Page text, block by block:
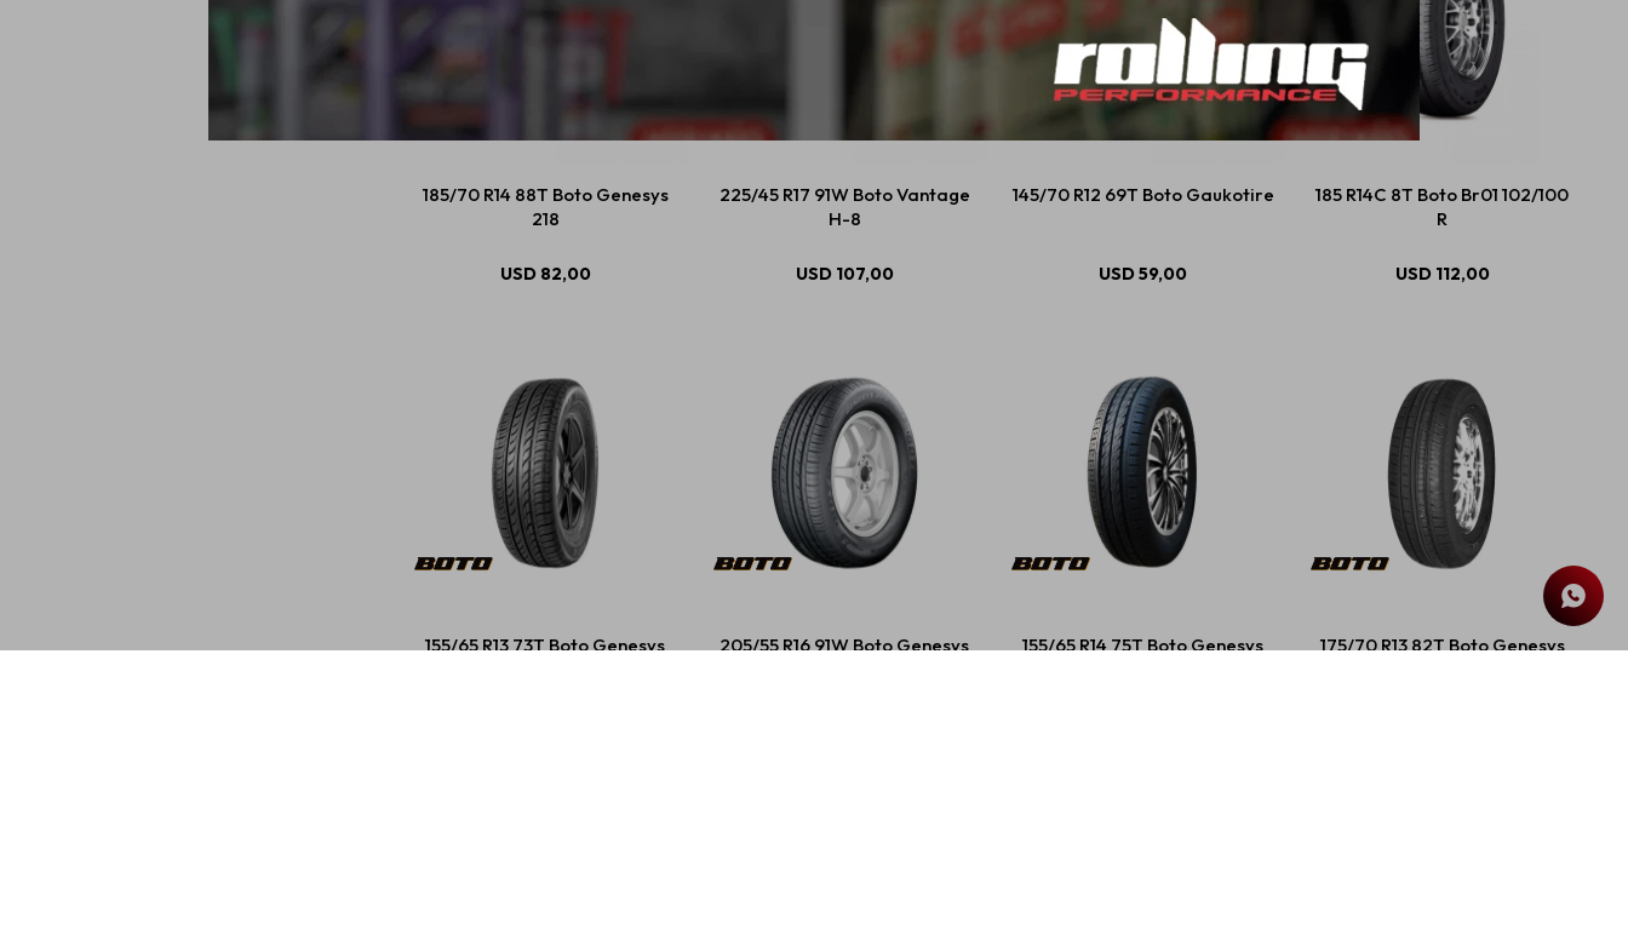
185/70 R14 88T Boto Genesys
218
USD 82,00
225/45 R17 91W Boto Vantage
H-8
USD 107,00
145/70 R12 69T Boto Gaukotire
USD59,00
185 R14C 8T Boto Br01 102/100
R
USD 112,00
155/65 R13 73T Boto Genesys
205/55 R16 91W Boto Genesys
155/65 R14 75T Boto Genesys
175/70 R13 82T Boto Genesys